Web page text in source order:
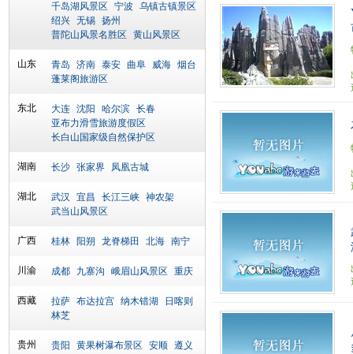
千岛湖风景区
宁波
乌镇古镇景区
绍兴 无锡 扬州
普陀山风景名胜区
黄山风景区
山东 青岛 济南 泰安 曲阜 威海 烟台
蓬莱阁旅游区
东北 大连 沈阳 哈尔滨 长春
亚布力滑雪旅游度假区
长白山国家级自然保护区
湖南 长沙 张家界 凤凰古城
湖北 武汉 宜昌 长江三峡 神农架
武当山风景区
广西 桂林 阳朔 龙脊梯田 北海 南宁
川渝 成都 九寨沟 峨眉山风景区 重庆
西藏 拉萨 布达拉宫 纳木错湖
日喀则
林芝
贵州 贵阳 黄果树瀑布景区 安顺 遵义